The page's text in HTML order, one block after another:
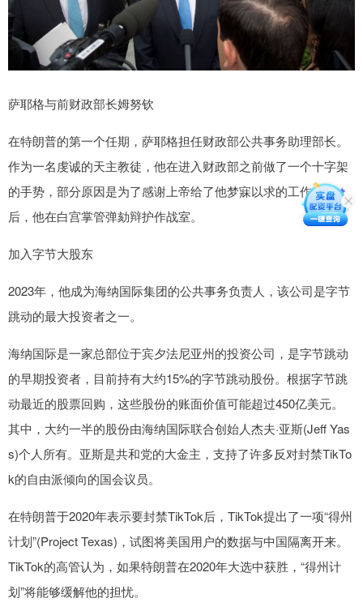
萨耶格与前财政部长姆努钦
在特朗普的第一个任期，萨耶格担任财政部公共事务助理部长。
作为一名虔诚的天主教徒，他在进入财政部之前做了一个十字架
的手势，部分原因是为了感谢上帝给了他梦寐以求的工作。之
后，他在白宫掌管弹劾辩护作战室。
加入字节大股东
2023年，他成为海纳国际集团的公共事务负责人，该公司是字节
跳动的最大投资者之一。
海纳国际是一家总部位于宾夕法尼亚州的投资公司，是字节跳动
的早期投资者，目前持有大约15%的字节跳动股份。根据字节跳
动最近的股票回购，这些股份的账面价值可能超过450亿美元。
其中，大约一半的股份由海纳国际联合创始人杰夫·亚斯(Jeff Yas
s)个人所有。亚斯是共和党的大金主，支持了许多反对封禁TikTo
k的自由派倾向的国会议员。
在特朗普于2020年表示要封禁TikTok后，TikTok提出了一项“得州
计划”(Project Texas)，试图将美国用户的数据与中国隔离开来。
TikTok的高管认为，如果特朗普在2020年大选中获胜，“得州计
划”将能够缓解他的担忧。